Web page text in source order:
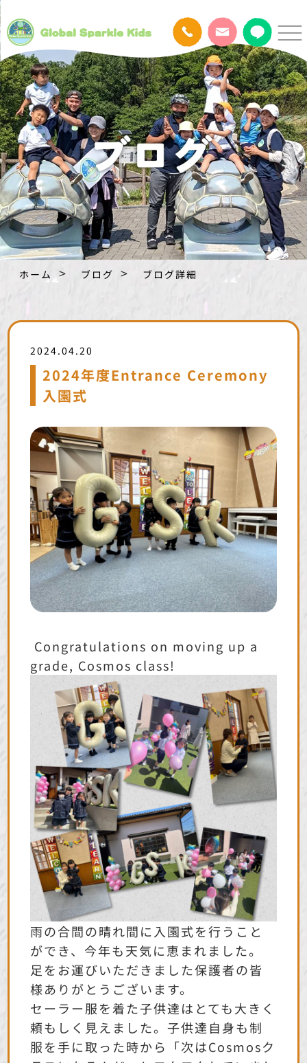
ホーム ブログ ブログ詳細
2024.04.20
2024年度Entrance Ceremony
入園式
Congratulations on moving up a
grade, Cosmos class!
雨の合間の晴れ間に入園式を行うこと
ができ、今年も天気に恵まれました。
足をお運びいただきました保護者の皆
様ありがとうございます。
セーラー服を着た子供達はとても大きく
頼もしく見えました。子供達自身も制
服を手に取った時から「次はCosmosク